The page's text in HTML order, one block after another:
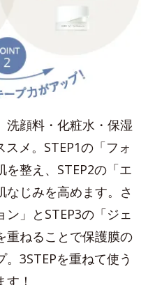
洗顔料・化粧水・保湿
メ。STEP1の「フォ
整え、STEP2の「エ
なじみを高めます。さ
」とSTEP3の「ジェ
ねることで保護膜の
3STEPを重ねて使う
！